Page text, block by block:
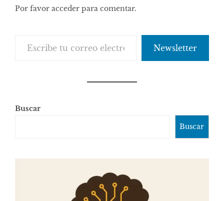
Por favor acceder para comentar.
Newsletter
Buscar
Buscar